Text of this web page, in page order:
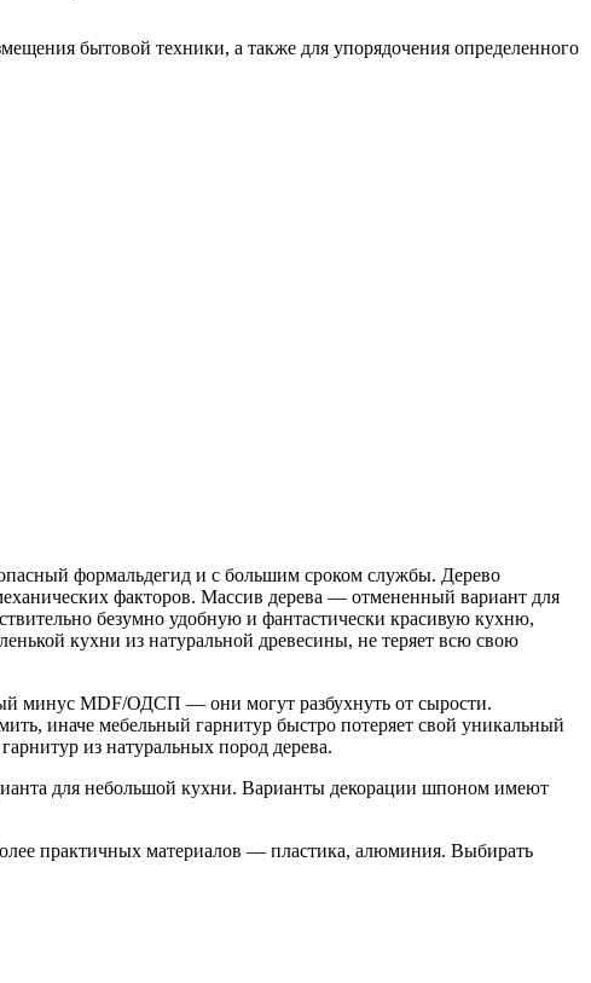
бытовой техники, а также для упорядочения определенного
формальдегид и с большим сроком службы. Дерево
факторов. Массив дерева — отмененный вариант для
безумно удобную и фантастически красивую кухню,
кухни из натуральной древесины, не теряет всю свою
минус MDF/ОДСП — они могут разбухнуть от сырости.
иначе мебельный гарнитур быстро потеряет свой уникальный
из натуральных пород дерева.
для небольшой кухни. Варианты декорации шпоном имеют
практичных материалов — пластика, алюминия. Выбирать